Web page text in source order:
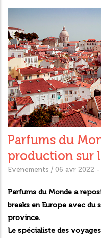
Parfums du
production sur
Evénements / 06 avr 2022 -
Parfums du Monde a
breaks en Europe avec du
province.
Le spécialiste des